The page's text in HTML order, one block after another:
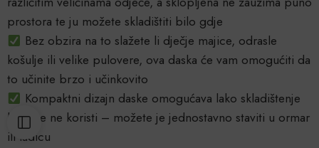
prostora te ju možete skladištiti bilo gdje
Bez obzira na to slažete li dječje majice, odrasle
košulje ili velike pulovere, ova daska će vam omogućiti da
to učinite brzo i učinkovito
Kompaktni dizajn daske omogućava lako skladištenje
kada se ne koristi – možete je jednostavno staviti u ormar
ili ladicu